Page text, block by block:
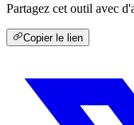
Partagez cet outil avec
Copier le lien